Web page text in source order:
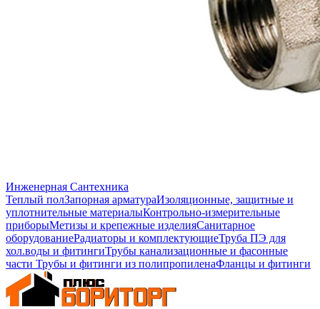
Инженерная Сантехника
Теплый полЗапорная арматураИзоляционные, защитные и
уплотнительные материалыКонтрольно-измерительные
приборыМетизы и крепежные изделияСанитарное
оборудованиеРадиаторы и комплектующиеТруба ПЭ для
хол.воды и фитингиТрубы канализационные и фасонные
части Трубы и фитинги из полипропиленаФланцы и фитинги